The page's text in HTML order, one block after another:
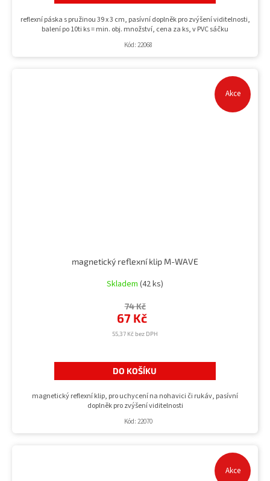
reflexní páska s pružinou 39 x 3 cm, pasívní doplněk pro zvýšení viditelnosti,
balení po 10ti ks = min. obj. množství, cena za ks, v PVC sáčku
Kód: 22068
Akce
magnetický reflexní klip M-WAVE
Skladem (42 ks)
55,37 Kč bez DPH
67 Kč
74 Kč
DO KOŠÍKU
magnetický reflexní klip, pro uchycení na nohavici či rukáv, pasívní
doplněk pro zvýšení viditelnosti
Kód: 22070
Akce